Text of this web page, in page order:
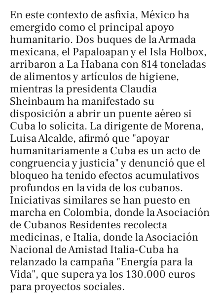
En este contexto de asfixia, México ha
emergido como el principal apoyo
humanitario. Dos buques de la Armada
mexicana, el Papaloapan y el Isla Holbox,
arribaron a La Habana con 814 toneladas
de alimentos y artículos de higiene,
mientras la presidenta Claudia
Sheinbaum ha manifestado su
disposición a abrir un puente aéreo si
Cuba lo solicita. La dirigente de Morena,
Luisa Alcalde, afirmó que "apoyar
humanitariamente a Cuba es un acto de
congruencia y justicia" y denunció que el
bloqueo ha tenido efectos acumulativos
profundos en la vida de los cubanos.
Iniciativas similares se han puesto en
marcha en Colombia, donde la Asociación
de Cubanos Residentes recolecta
medicinas, e Italia, donde la Asociación
Nacional de Amistad Italia-Cuba ha
relanzado la campaña "Energía para la
Vida", que supera ya los 130.000 euros
para proyectos sociales.